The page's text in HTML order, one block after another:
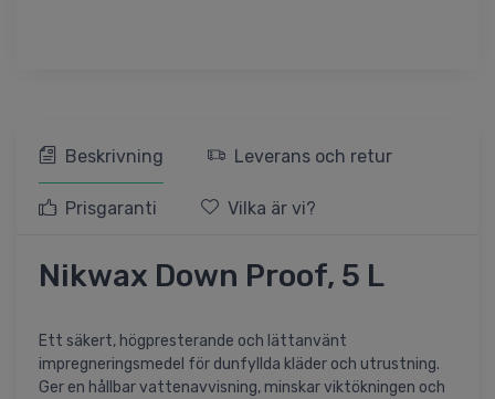
Beskrivning Leverans och retur
Prisgaranti Vilka är vi?
Nikwax Down Proof, 5 L
Ett säkert, högpresterande och lättanvänt
impregneringsmedel för dunfyllda kläder och utrustning.
Ger en hållbar vattenavvisning, minskar viktökningen och